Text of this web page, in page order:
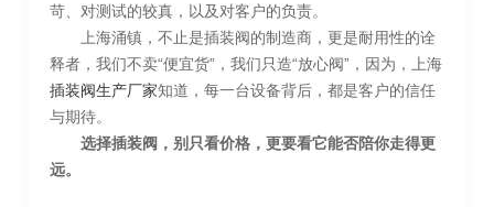
苛、对测试的较真，以及对客户的负责。
上海涌镇，不止是插装阀的制造商，更是耐用性的诠
释者，我们不卖“便宜货”，我们只造“放心阀”，因为，上海
插装阀生产厂家知道，每一台设备背后，都是客户的信任
与期待。
选择插装阀，别只看价格，更要看它能否陪你走得更
远。